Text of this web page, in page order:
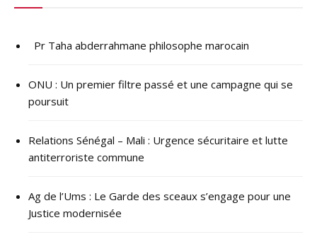
Pr Taha abderrahmane philosophe marocain
ONU : ​Un premier filtre passé et une campagne qui se
poursuit
Relations Sénégal – Mali : Urgence sécuritaire et lutte
antiterroriste commune
Ag de l’Ums : Le Garde des sceaux s’engage pour une
Justice modernisée